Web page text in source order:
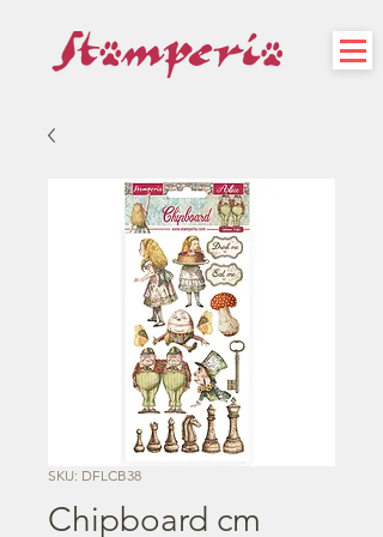
SKU: DFLCB38
Chipboard cm